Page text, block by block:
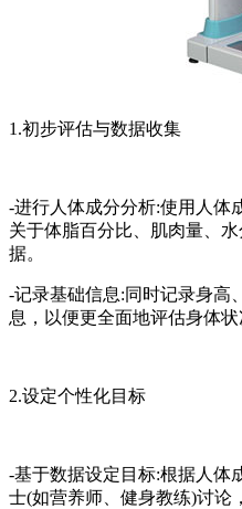
1.初步评估与数据收集
-进行人体成分分析:使用人体
关于体脂百分比、肌肉量、
据。
-记录基础信息:同时记录身高
息，以便更全面地评估身体状
2.设定个性化目标
-基于数据设定目标:根据人体
士(如营养师、健身教练)讨论